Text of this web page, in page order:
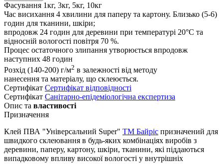
Фасування 1кг, 3кг, 5кг, 10кг
Час висихання 4 хвилини для паперу та картону. Близько (5-6)
годин для тканини, шкіри;
впродовж 24 годин для деревини при температурі 20°С та
відносній вологості повітря 70 %.
Процес остаточного злипання утворюється впродовж
наступних 48 годин
Розхід (140-200) г/м2 в залежності від методу
нанесення та матеріалу, що склеюється.
Сертифікат Cертифікат відповідності
Сертифікат Санітарно-епідеміологічна експертиза
Опис та властивості
Призначення
Клей ПВА "Універсальний Super" ТМ Байріс призначений для
швидкого склеювання в будь-яких комбінаціях виробів з
деревини, паперу, картону, шкіри, тканини, які піддаються
випадковому впливу високої вологості у внутрішніх